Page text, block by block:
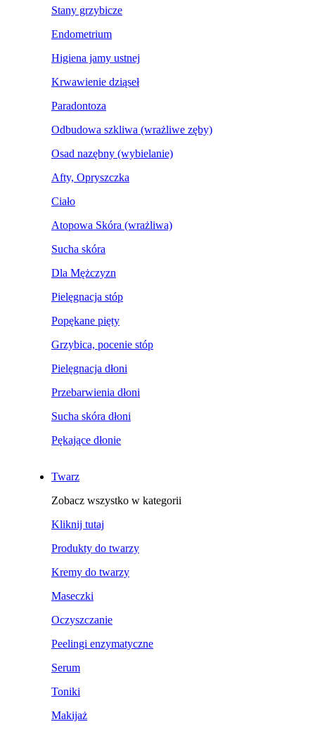
Stany grzybicze
Endometrium
Higiena jamy ustnej
Krwawienie dziąseł
Paradontoza
Odbudowa szkliwa (wrażliwe zęby)
Osad nazębny (wybielanie)
Afty, Opryszczka
Ciało
Atopowa Skóra (wrażliwa)
Sucha skóra
Dla Mężczyzn
Pielęgnacja stóp
Popękane pięty
Grzybica, pocenie stóp
Pielęgnacja dłoni
Przebarwienia dłoni
Sucha skóra dłoni
Pękające dłonie
Twarz
Zobacz wszystko w kategorii
Kliknij tutaj
Produkty do twarzy
Kremy do twarzy
Maseczki
Oczyszczanie
Peelingi enzymatyczne
Serum
Toniki
Makijaż